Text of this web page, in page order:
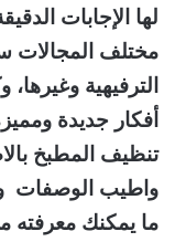
لها الإجابات
مختلف المجالات
الترفيهية
أفكار جديدة
تنظيف المطبخ
واطيب الوصفات
ما يمكنك